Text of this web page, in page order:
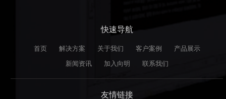
快速导航
首页 解决方案 关于我们 客户案例
产品展示
新闻资讯
加入向明 联系我们
友情链接